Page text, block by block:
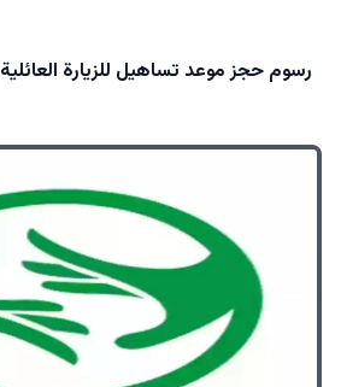
رسوم حجز موعد تساهيل للزيارة العائلية